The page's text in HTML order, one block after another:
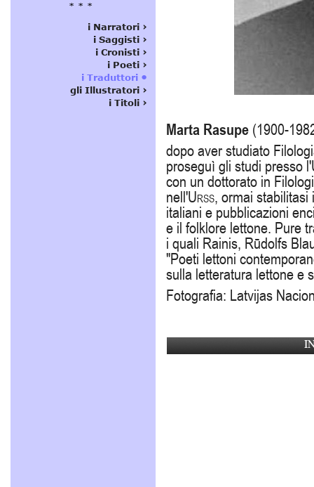
Marta Rasupe (1900-
dopo aver studiato
proseguì gli studi presso
con un dottorato in
nell'Urss, ormai
italiani e pubblicazioni
e il folklore lettone. Pure
i quali Rainis, Rūdolfs
"Poeti lettoni
sulla letteratura lettone e
Fotografia: Latvijas